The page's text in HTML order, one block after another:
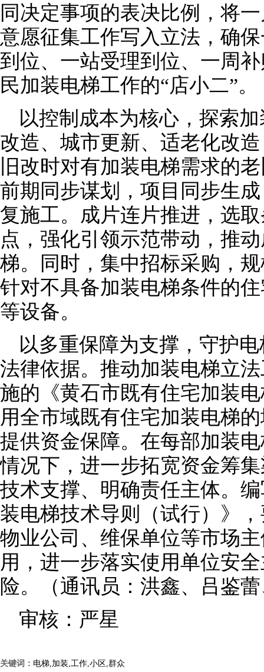
同决定事项的表决比例，将
意愿征集工作写入立法，确
到位、一站受理到位、一周
民加装电梯工作的“店小二”。
以控制成本为核心，探索
改造、城市更新、适老化改
旧改时对有加装电梯需求的
前期同步谋划，项目同步生
复施工。成片连片推进，选
点，强化引领示范带动，推
梯。同时，集中招标采购，
针对不具备加装电梯条件的
等设备。
以多重保障为支撑，守护
法律依据。推动加装电梯立
施的《黄石市既有住宅加装
用全市域既有住宅加装电梯
提供资金保障。在每部加装
情况下，进一步拓宽资金筹
技术支撑、明确责任主体。
装电梯技术导则（试行）》
物业公司、维保单位等市场
用，进一步落实使用单位安
险。（通讯员：洪鑫、吕鉴
审核：严星
关键词： 电梯,加装,工作,小区,群众